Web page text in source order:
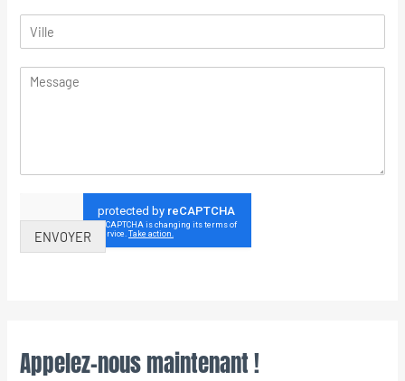
ENVOYER
Appelez-nous maintenant !